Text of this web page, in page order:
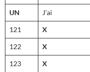
UN J’ai
121 X
122 X
123 X